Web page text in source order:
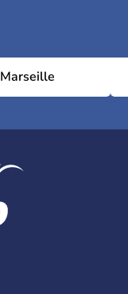
Marseille